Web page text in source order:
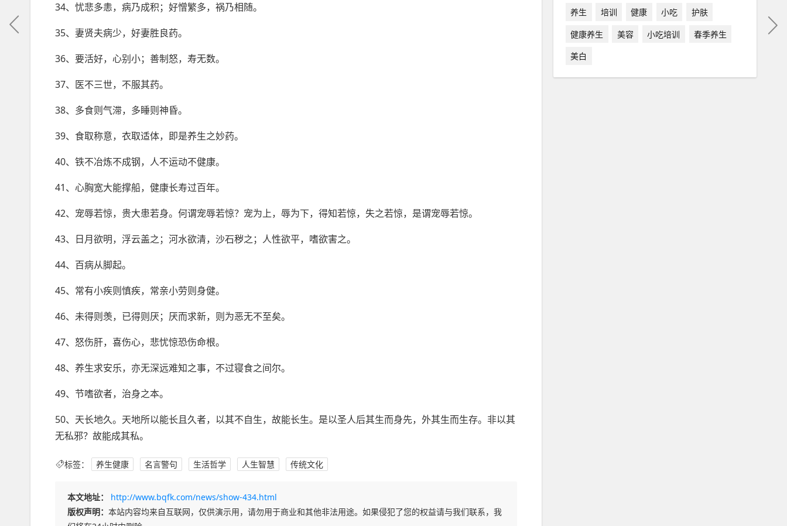
34、忧悲多恚，病乃成积；好憎繁多，祸乃相随。
35、妻贤夫病少，好妻胜良药。
36、要活好，心别小；善制怒，寿无数。
37、医不三世，不服其药。
38、多食则气滞，多睡则神昏。
39、食取称意，衣取适体，即是养生之妙药。
40、铁不冶炼不成钢，人不运动不健康。
41、心胸宽大能撑船，健康长寿过百年。
42、宠辱若惊，贵大患若身。何谓宠辱若惊？宠为上，辱为下，得知若惊，失之若惊，是谓宠辱若惊。
43、日月欲明，浮云盖之；河水欲清，沙石秽之；人性欲平，嗜欲害之。
44、百病从脚起。
45、常有小疾则慎疾，常亲小劳则身健。
46、未得则羡，已得则厌；厌而求新，则为恶无不至矣。
47、怒伤肝，喜伤心，悲忧惊恐伤命根。
48、养生求安乐，亦无深远难知之事，不过寝食之间尔。
49、节嗜欲者，治身之本。
50、天长地久。天地所以能长且久者，以其不自生，故能长生。是以圣人后其生而身先，外其生而生存。非以其
无私邪？故能成其私。
标签： 养生健康 名言警句 生活哲学 人生智慧 传统文化
本文地址：
http://www.bqfk.com/news/show-434.html
版权声明： 本站内容均来自互联网，仅供演示用，请勿用于商业和其他非法用途。如果侵犯了您的权益请与我们联系，我
养生 培训 健康 小吃
护肤
健康养生
美容 小吃培训
春季养生
美白